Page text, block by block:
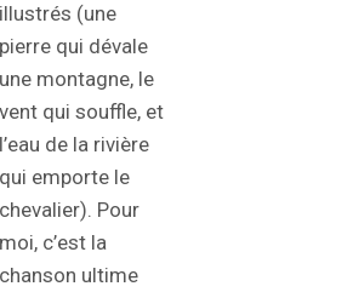
illustrés (une
pierre qui dévale
une montagne, le
vent qui souffle, et
l’eau de la rivière
qui emporte le
chevalier). Pour
moi, c’est la
chanson ultime